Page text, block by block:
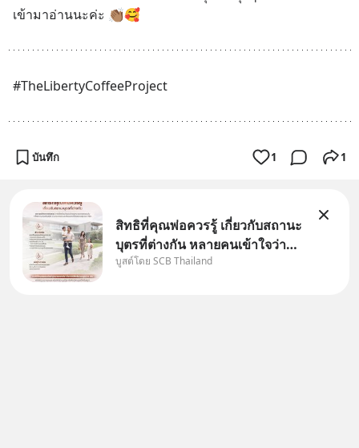
เข้ามาอ่านนะค่ะ 👏🏽🥰
#TheLibertyCoffeeProject
บันทึก 1 1
สิทธิที่คุณพ่อควรรู้ เกี่ยวกับสถานะ
บุตรที่ต่างกัน หลายคนเข้าใจว่า
"เมื่อเป็นลูกของพ่อและแม่ ก็ย่อม
บูสต์โดย SCB Thailand